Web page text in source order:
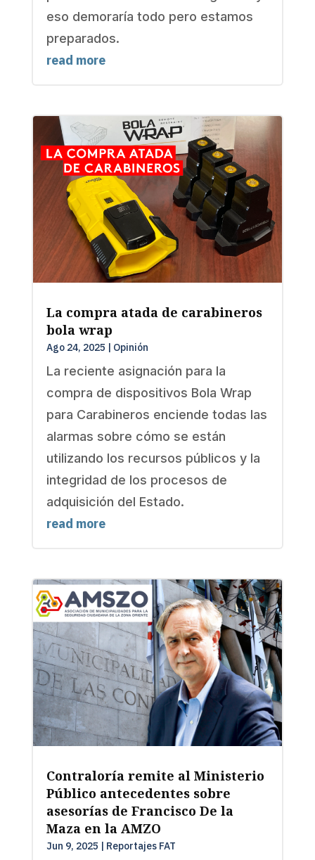
eso demoraría todo pero estamos
preparados.
read more
La compra atada de carabineros
bola wrap
Ago 24, 2025 | Opinión
La reciente asignación para la
compra de dispositivos Bola Wrap
para Carabineros enciende todas las
alarmas sobre cómo se están
utilizando los recursos públicos y la
integridad de los procesos de
adquisición del Estado.
read more
Contraloría remite al Ministerio
Público antecedentes sobre
asesorías de Francisco De la
Maza en la AMZO
Jun 9, 2025 | Reportajes FAT